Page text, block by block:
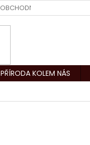
OBCHODNÍ PODMÍNKY
PŘÍRODA KOLEM NÁS